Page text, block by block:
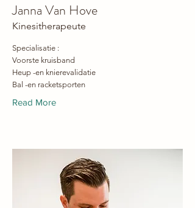
Janna Van Hove
Kinesitherapeute
Specialisatie :
Voorste kruisband
Heup -en knierevalidatie
Bal -en racketsporten
Read More